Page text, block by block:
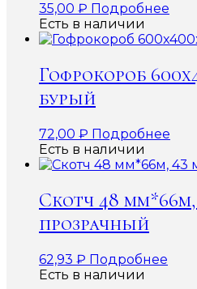
35,00 ₽ Подробнее
Есть в наличии
Гофрокороб
бурый
72,00 ₽ Подробнее
Есть в наличии
Скотч 48
прозрачный
62,93 ₽ Подробнее
Есть в наличии